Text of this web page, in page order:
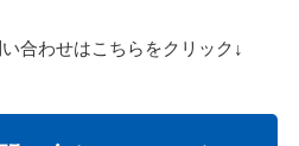
合わせはこちらをクリック↓